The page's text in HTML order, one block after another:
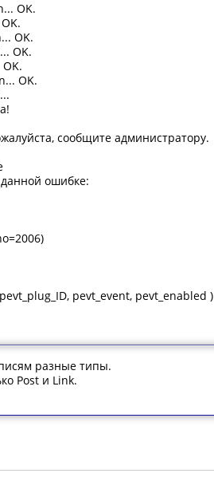
OK.
OK.
OK.
OK.
сообщите администратору.
ошибке:
pevt_event, pevt_enabled )
разные типы.
Post и Link.